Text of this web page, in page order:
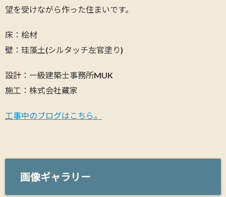
望を受けながら作った住まいです。
床：桧材
壁：珪藻土(シルタッチ左官塗り)
設計：一級建築士事務所MUK
施工：株式会社藏家
工事中のブログはこちら。
画像ギャラリー